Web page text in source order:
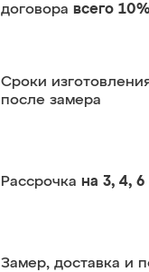
договора всего
Сроки
после замера
Рассрочка на 3, 4,
Замер, доставка и